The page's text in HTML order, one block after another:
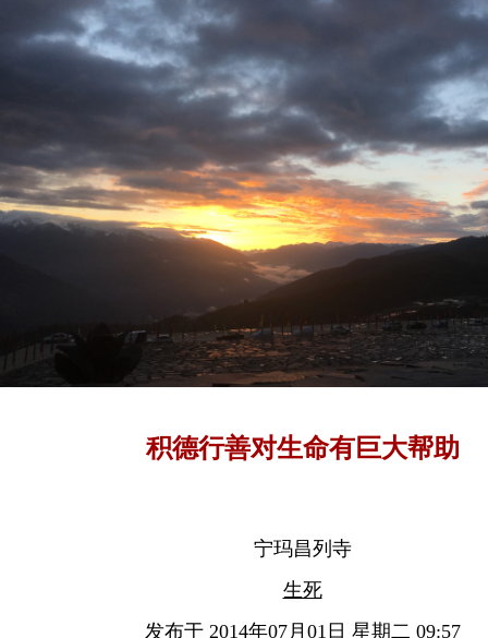
积德行善对生命有巨大帮助
宁玛昌列寺
生死
发布于 2014年07月01日 星期二 09:57